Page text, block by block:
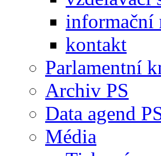
informační
kontakt
Parlamentní
Archiv PS
Data agend
Média